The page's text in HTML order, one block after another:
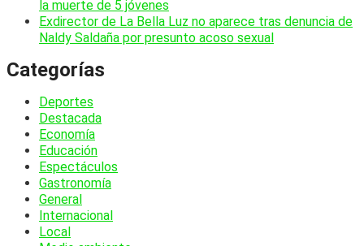
la muerte de 5 jóvenes
Exdirector de La Bella Luz no aparece tras denuncia de
Naldy Saldaña por presunto acoso sexual
Categorías
Deportes
Destacada
Economía
Educación
Espectáculos
Gastronomía
General
Internacional
Local